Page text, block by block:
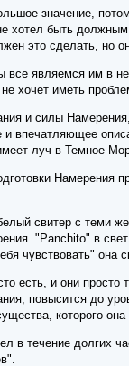
значение,
хотел быть
это сделать, но
все являемся им в
хочет иметь
и силы
впечатляющее
луч в Темное
Намерения
свитер с теми
"Panchito" в
чувствовать" она
есть, и они
повысится до
которого
в течение долгих